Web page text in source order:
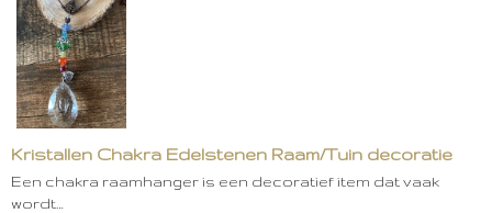
Kristallen Chakra Edelstenen Raam/Tuin decoratie
Een chakra raamhanger is een decoratief item dat vaak
wordt…